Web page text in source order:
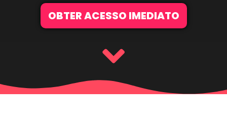
OBTER ACESSO IMEDIATO